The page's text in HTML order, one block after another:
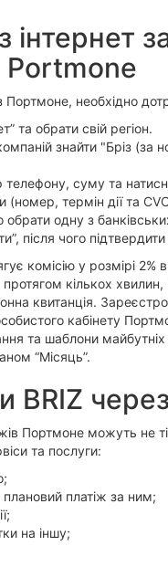
інтернет
Portmone
Портмоне, необхідно
та обрати свій регіон.
знайти "Бріз
суму та
(номер, термін дії та
одну з
після чого
комісію у розмірі 2%
кількох
квитанція.
кабінету
та шаблони
“Місяць”.
BRIZ
Портмоне можуть не
та послуги:
платіж за ним;
на іншу;